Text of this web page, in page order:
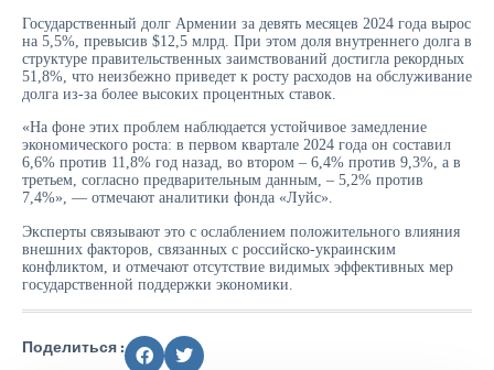
Государственный долг Армении за девять месяцев 2024 года вырос
на 5,5%, превысив $12,5 млрд. При этом доля внутреннего долга в
структуре правительственных заимствований достигла рекордных
51,8%, что неизбежно приведет к росту расходов на обслуживание
долга из-за более высоких процентных ставок.
«На фоне этих проблем наблюдается устойчивое замедление
экономического роста: в первом квартале 2024 года он составил
6,6% против 11,8% год назад, во втором – 6,4% против 9,3%, а в
третьем, согласно предварительным данным, – 5,2% против
7,4%», — отмечают аналитики фонда «Луйс».
Эксперты связывают это с ослаблением положительного влияния
внешних факторов, связанных с российско-украинским
конфликтом, и отмечают отсутствие видимых эффективных мер
государственной поддержки экономики.
Поделиться :